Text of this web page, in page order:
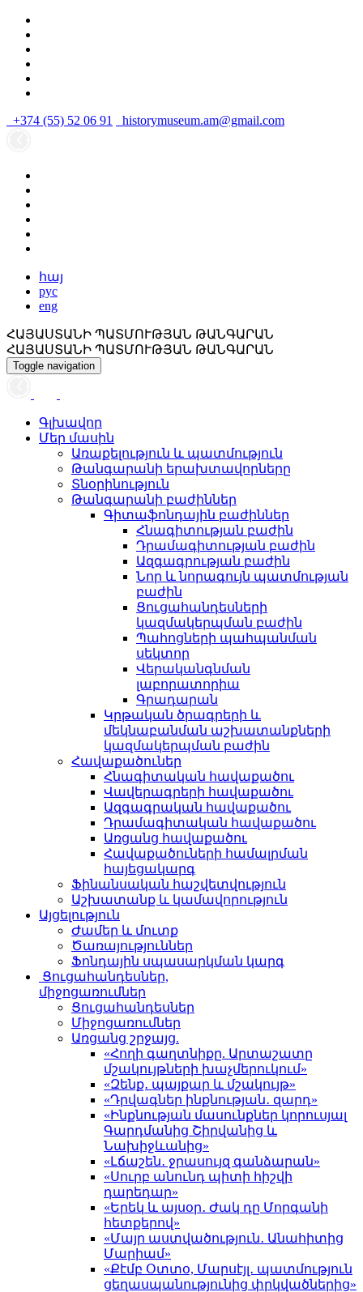
+374 (55) 52 06 91 historymuseum.am@gmail.com
հայ
рус
eng
ՀԱՅԱՍՏԱՆԻ ՊԱՏՄՈՒԹՅԱՆ ԹԱՆԳԱՐԱՆ
ՀԱՅԱՍՏԱՆԻ ՊԱՏՄՈՒԹՅԱՆ ԹԱՆԳԱՐԱՆ
Toggle navigation
Գլխավոր
Մեր մասին
Առաքելություն և պատմություն
Թանգարանի երախտավորները
Տնօրինություն
Թանգարանի բաժիններ
Գիտաֆոնդային բաժիններ
Հնագիտության բաժին
Դրամագիտության բաժին
Ազգագրության բաժին
Նոր և նորագույն պատմության
բաժին
Ցուցահանդեսների
կազմակերպման բաժին
Պահոցների պահպանման
սեկտոր
Վերականգնման
լաբորատորիա
Գրադարան
Կրթական ծրագրերի և
մեկնաբանման աշխատանքների
կազմակերպման բաժին
Հավաքածուներ
Հնագիտական հավաքածու
Վավերագրերի հավաքածու
Ազգագրական հավաքածու
Դրամագիտական հավաքածու
Առցանց հավաքածու
Հավաքածուների համալրման
հայեցակարգ
Ֆինանսական հաշվետվություն
Աշխատանք և կամավորություն
Այցելություն
Ժամեր և մուտք
Ծառայություններ
Ֆոնդային սպասարկման կարգ
Ցուցահանդեսներ,
միջոցառումներ
Ցուցահանդեսներ
Միջոցառումներ
Առցանց շրջայց.
«Հողի գաղտնիքը. Արտաշատը
մշակույթների խաչմերուկում»
«Զենք․ պայքար և մշակույթ»
«Դրվագներ ինքնության․ զարդ»
«Ինքնության մասունքներ կորուսյալ
Գարդմանից Շիրվանից և
Նախիջևանից»
«Լճաշեն․ ջրասույզ գանձարան»
«Սուրբ անունդ պիտի հիշվի
դարեդար»
«Երեկ և այսօր․ Ժակ դը Մորգանի
հետքերով»
«Մայր աստվածություն․ Անահիտից
Մարիամ»
«Քէմբ Օտտօ, Մարսէյլ․ պատմություն
ցեղասպանությունից փրկվածներից»